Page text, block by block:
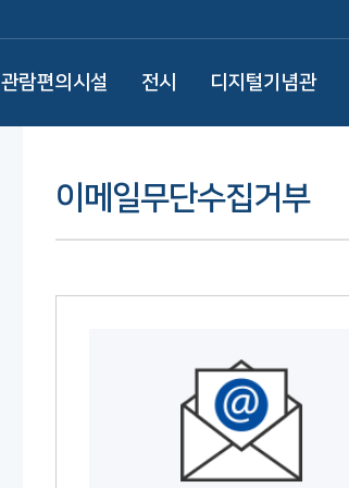
관람편의시설 전시 디지털기념관
이메일무단수집거부